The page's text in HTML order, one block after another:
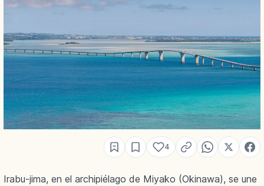
4
Irabu-jima, en el archipiélago de Miyako (Okinawa), se une